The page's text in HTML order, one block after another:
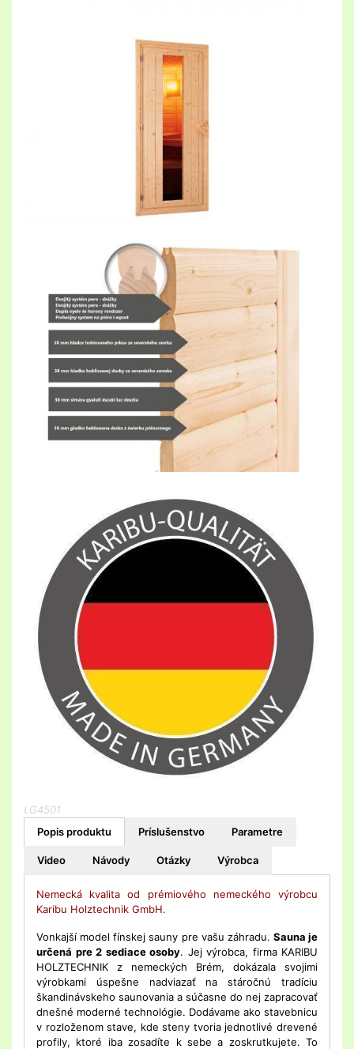
LG4501
Popis produktu
Príslušenstvo Parametre
Video Návody Otázky Výrobca
Nemecká kvalita od prémiového nemeckého výrobcu
Karibu Holztechnik GmbH.
Vonkajší model fínskej sauny pre vašu záhradu. Sauna je
určená pre 2 sediace osoby. Jej výrobca, firma KARIBU
HOLZTECHNIK z nemeckých Brém, dokázala svojimi
výrobkami úspešne nadviazať na stáročnú tradíciu
škandinávskeho saunovania a súčasne do nej zapracovať
dnešné moderné technológie. Dodávame ako stavebnicu
v rozloženom stave, kde steny tvoria jednotlivé drevené
profily, ktoré iba zosadíte k sebe a zoskrutkujete. To